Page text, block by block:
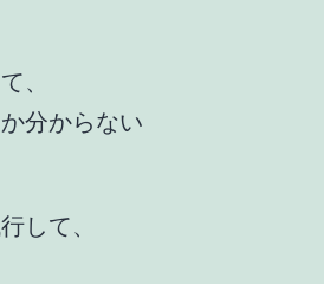
、
分からない
して、